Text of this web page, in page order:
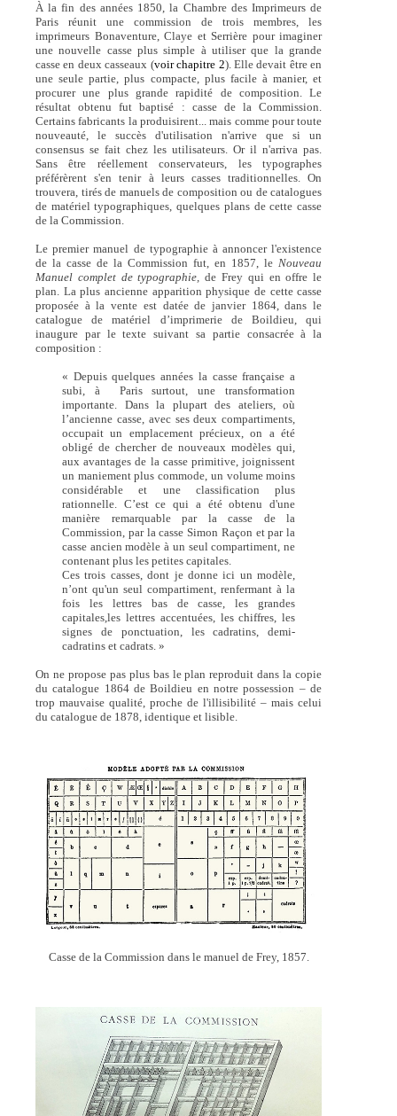
À la fin des années 1850, la Chambre des Imprimeurs de
Paris réunit une commission de trois membres, les
imprimeurs Bonaventure, Claye et Serrière pour imaginer
une nouvelle casse plus simple à utiliser que la grande
casse en deux casseaux (voir chapitre 2). Elle devait être en
une seule partie, plus compacte, plus facile à manier, et
procurer une plus grande rapidité de composition. Le
résultat obtenu fut baptisé : casse de la Commission.
Certains fabricants la produisirent... mais comme pour toute
nouveauté, le succès d'utilisation n'arrive que si un
consensus se fait chez les utilisateurs. Or il n'arriva pas.
Sans être réellement conservateurs, les typographes
préférèrent s'en tenir à leurs casses traditionnelles. On
trouvera, tirés de manuels de composition ou de catalogues
de matériel typographiques, quelques plans de cette casse
de la Commission.
Le premier manuel de typographie à annoncer l'existence
de la casse de la Commission fut, en 1857, leNouveau
Manuel complet de typographie, de Frey qui en offre le
plan. La plus ancienne apparition physique de cette casse
proposée à la vente est datée de janvier 1864, dans le
catalogue de matériel d’imprimerie de Boildieu, qui
inaugure par le texte suivant sa partie consacrée à la
composition :
« Depuis quelques années la casse française a
subi, à Paris surtout, une transformation
importante. Dans la plupart des ateliers, où
l’ancienne casse, avec ses deux compartiments,
occupait un emplacement précieux, on a été
obligé de chercher de nouveaux modèles qui,
aux avantages de la casse primitive, joignissent
un maniement plus commode, un volume moins
considérable et une classification plus
rationnelle. C’est ce qui a été obtenu d'une
manière remarquable par la casse de la
Commission, par la casse Simon Raçon et par la
casse ancien modèle à un seul compartiment, ne
contenant plus les petites capitales.
Ces trois casses, dont je donne ici un modèle,
n’ont qu'un seul compartiment, renfermant à la
fois les lettres bas de casse, les grandes
capitales,les lettres accentuées, les chiffres, les
signes de ponctuation, les cadratins, demi-
cadratins et cadrats. »
On ne propose pas plus bas le plan reproduit dans la copie
du catalogue 1864 de Boildieu en notre possession – de
trop mauvaise qualité, proche de l'illisibilité – mais celui
du catalogue de 1878, identique et lisible.
Casse de la Commission dans le manuel de Frey, 1857.